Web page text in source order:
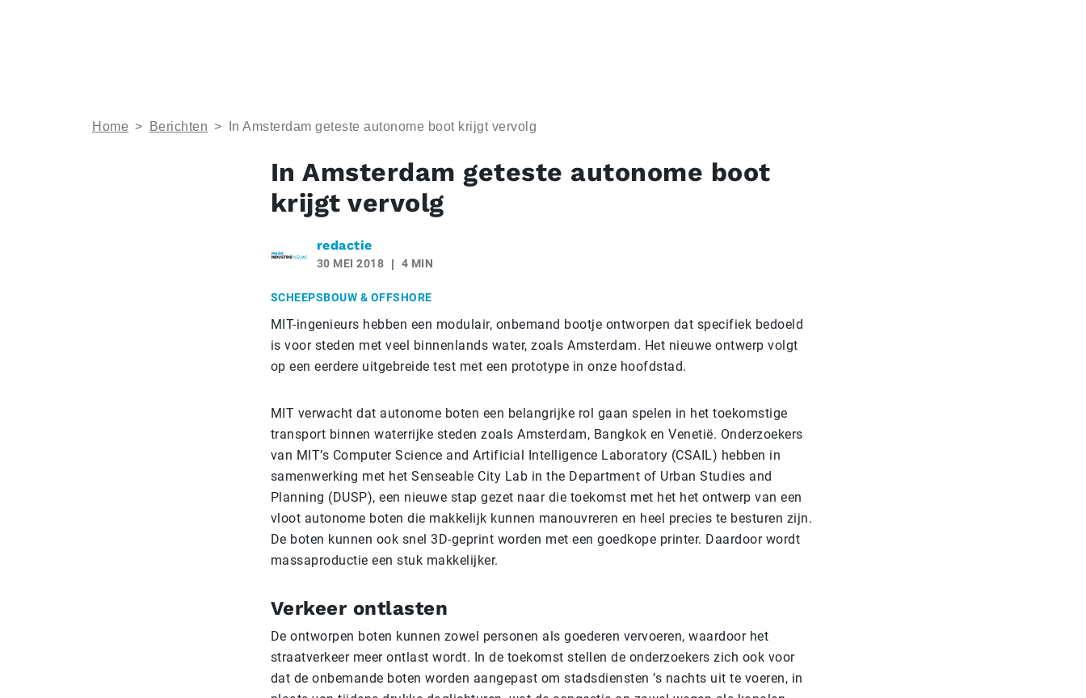
Home > Berichten > In Amsterdam geteste autonome boot krijgt vervolg
In Amsterdam geteste autonome boot
krijgt vervolg
redactie
30 MEI 2018 4 MIN
SCHEEPSBOUW & OFFSHORE
MIT-ingenieurs hebben een modulair, onbemand bootje ontworpen dat specifiek bedoeld
is voor steden met veel binnenlands water, zoals Amsterdam. Het nieuwe ontwerp volgt
op een eerdere uitgebreide test met een prototype in onze hoofdstad.
MIT verwacht dat autonome boten een belangrijke rol gaan spelen in het toekomstige
transport binnen waterrijke steden zoals Amsterdam, Bangkok en Venetië. Onderzoekers
van MIT’s Computer Science and Artificial Intelligence Laboratory (CSAIL) hebben in
samenwerking met het Senseable City Lab in the Department of Urban Studies and
Planning (DUSP), een nieuwe stap gezet naar die toekomst met het het ontwerp van een
vloot autonome boten die makkelijk kunnen manouvreren en heel precies te besturen zijn.
De boten kunnen ook snel 3D-geprint worden met een goedkope printer. Daardoor wordt
massaproductie een stuk makkelijker.
Verkeer ontlasten
De ontworpen boten kunnen zowel personen als goederen vervoeren, waardoor het
straatverkeer meer ontlast wordt. In de toekomst stellen de onderzoekers zich ook voor
dat de onbemande boten worden aangepast om stadsdiensten ’s nachts uit te voeren, in